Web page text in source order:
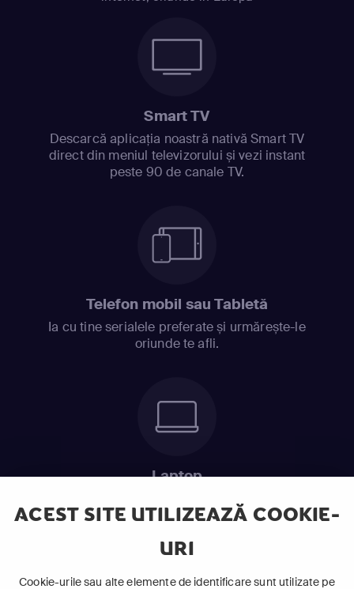
ACEST SITE UTILIZEAZĂ COOKIE-
URI
Cookie-urile sau alte elemente de identificare sunt utilizate pe
Smart TV
Descarcă aplicația noastră nativă Smart TV
direct din meniul televizorului și vezi instant
peste 90 de canale TV.
Telefon mobil sau Tabletă
Ia cu tine serialele preferate și urmărește-le
oriunde te afli.
Laptop
ABONEAZĂ-TE ACUM